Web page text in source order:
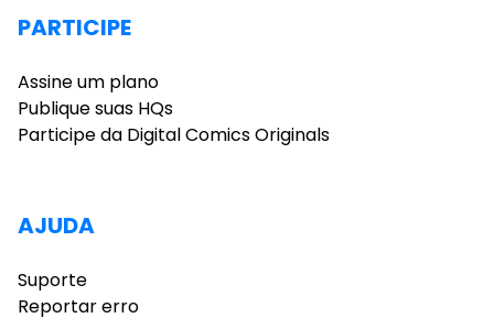
PARTICIPE
Assine um plano
Publique suas HQs
Participe da Digital Comics Originals
AJUDA
Suporte
Reportar erro